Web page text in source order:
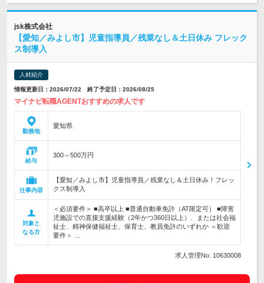
jsk株式会社
【愛知／みよし市】児童指導員／残業なし＆土日休み フレック
ス制導入
人材紹介
情報更新日：2026/07/22 終了予定日：2026/08/25
マイナビ転職AGENTおすすめの求人です
勤務地
愛知県
給与
300～500万円
仕事内容
【愛知／みよし市】児童指導員／残業なし＆土日休み！フレッ
クス制導入
対象と
なる方
＜必須要件＞ ■高卒以上 ■普通自動車免許（AT限定可） ■障害
児施設での直接支援経験（2年かつ360日以上）、または社会福
祉士、精神保健福祉士、保育士、教員免許のいずれか ＜歓迎
要件＞ …
求人管理No. 10630008